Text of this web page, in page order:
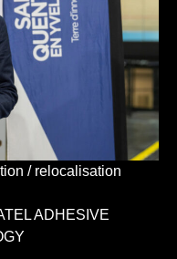
/ relocalisation
ADHESIVE